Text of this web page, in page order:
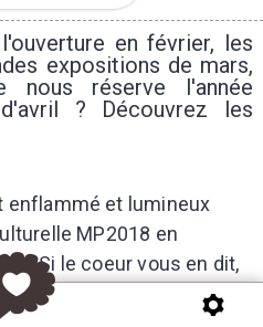
en février, les
expositions de mars,
nous réserve l'année
? Découvrez les
enflammé et lumineux
MP2018 en
Si le coeur vous en dit,
cette belle journée de